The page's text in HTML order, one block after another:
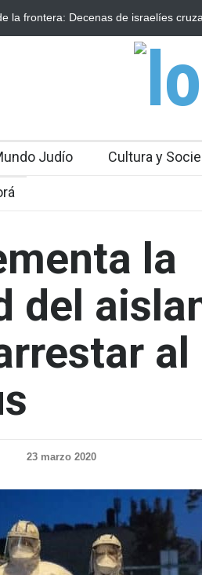
la frontera: Decenas de israelíes
Judío Cultura y
la
del
al
23 marzo 2020